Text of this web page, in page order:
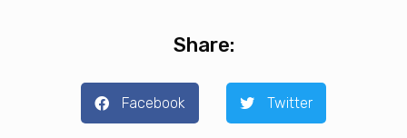
Share:
Facebook Twitter